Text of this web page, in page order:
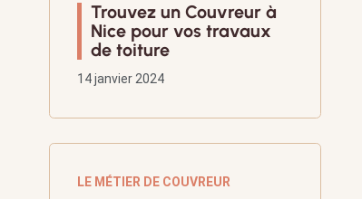
Trouvez un Couvreur à
Nice pour vos travaux
de toiture
14 janvier 2024
LE MÉTIER DE COUVREUR